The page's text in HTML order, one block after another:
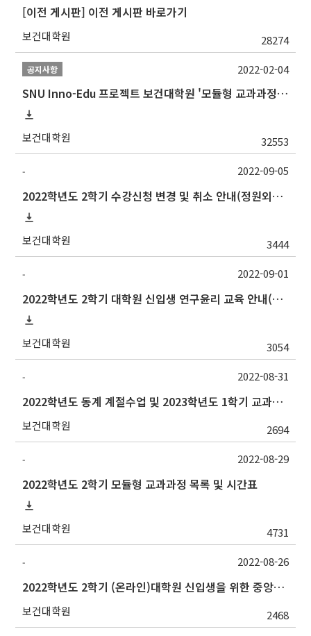
[이전 게시판] 이전 게시판 바로가기
보건대학원 28274
공지사항
SNU Inno-Edu 프로젝트 보건대학원 '모듈형 교과과정' 안내(revised 2022/2/28)
보건대학원 32553
2022-02-04
-
2022학년도 2학기 수강신청 변경 및 취소 안내(정원외신청, 중복수강신청 포함)
보건대학원 3444
2022-09-05
-
2022학년도 2학기 대학원 신입생 연구윤리 교육 안내(~12/31까지 기간 재연장)
보건대학원 3054
2022-09-01
-
2022학년도 동계 계절수업 및 2023학년도 1학기 교과목 수요조사 실시 안내
보건대학원 2694
2022-08-31
-
2022학년도 2학기 모듈형 교과과정 목록 및 시간표
보건대학원 4731
2022-08-29
-
2022학년도 2학기 (온라인)대학원 신입생을 위한 중앙도서관 오리엔테이션 안내
보건대학원 2468
2022-08-26